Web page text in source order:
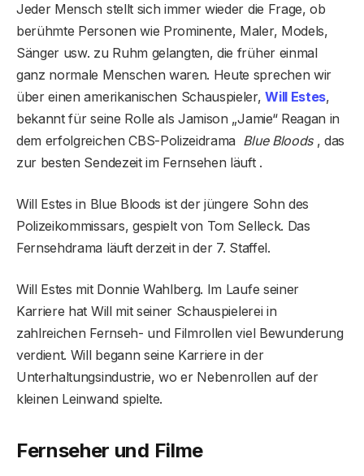
Jeder Mensch stellt sich immer wieder die Frage, ob
berühmte Personen wie Prominente, Maler, Models,
Sänger usw. zu Ruhm gelangten, die früher einmal
ganz normale Menschen waren. Heute sprechen wir
über einen amerikanischen Schauspieler,Will Estes,
bekannt für seine Rolle als Jamison „Jamie“ Reagan in
dem erfolgreichen CBS-Polizeidrama Blue Bloods, das
zur besten Sendezeit im Fernsehen läuft .
Will Estes in Blue Bloods ist der jüngere Sohn des
Polizeikommissars, gespielt von Tom Selleck. Das
Fernsehdrama läuft derzeit in der 7. Staffel.
Will Estes mit Donnie Wahlberg. Im Laufe seiner
Karriere hat Will mit seiner Schauspielerei in
zahlreichen Fernseh- und Filmrollen viel Bewunderung
verdient. Will begann seine Karriere in der
Unterhaltungsindustrie, wo er Nebenrollen auf der
kleinen Leinwand spielte.
Fernseher und Filme